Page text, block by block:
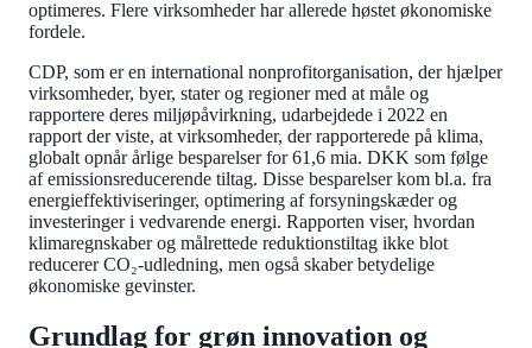
optimeres. Flere virksomheder har allerede høstet økonomiske
fordele.
CDP, som er en international nonprofitorganisation, der hjælper
virksomheder, byer, stater og regioner med at måle og
rapportere deres miljøpåvirkning, udarbejdede i 2022 en
rapport der viste, at virksomheder, der rapporterede på klima,
globalt opnår årlige besparelser for 61,6 mia. DKK som følge
af emissionsreducerende tiltag. Disse besparelser kom bl.a. fra
energieffektiviseringer, optimering af forsyningskæder og
investeringer i vedvarende energi. Rapporten viser, hvordan
klimaregnskaber og målrettede reduktionstiltag ikke blot
reducerer CO₂-udledning, men også skaber betydelige
økonomiske gevinster.
Grundlag for grøn innovation og